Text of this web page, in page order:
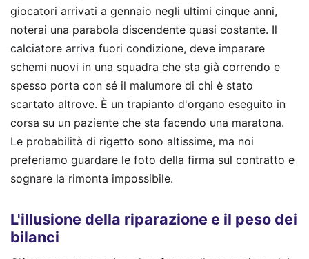
giocatori arrivati a gennaio negli ultimi cinque anni,
noterai una parabola discendente quasi costante. Il
calciatore arriva fuori condizione, deve imparare
schemi nuovi in una squadra che sta già correndo e
spesso porta con sé il malumore di chi è stato
scartato altrove. È un trapianto d'organo eseguito in
corsa su un paziente che sta facendo una maratona.
Le probabilità di rigetto sono altissime, ma noi
preferiamo guardare le foto della firma sul contratto e
sognare la rimonta impossibile.
L'illusione della riparazione e il peso dei
bilanci